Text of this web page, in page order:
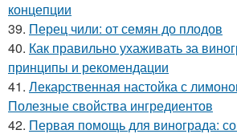
концепции
39. Перец чили: от семян до плодов
40. Как правильно ухаживать за
принципы и рекомендации
41. Лекарственная настойка с
Полезные свойства ингредиентов
42. Первая помощь для винограда: